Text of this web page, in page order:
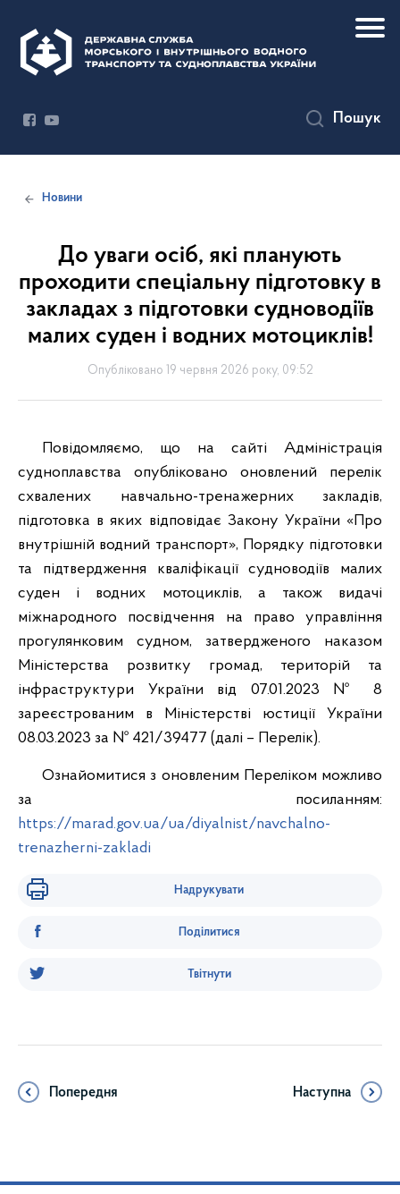
Пошук
Новини
До уваги осіб, які планують
проходити спеціальну підготовку в
закладах з підготовки судноводіїв
малих суден і водних мотоциклів!
Опубліковано 19 червня 2026 року, 09:52
Повідомляємо, що на сайті Адміністрація
судноплавства опубліковано оновлений перелік
схвалених навчально-тренажерних закладів,
підготовка в яких відповідає Закону України «Про
внутрішній водний транспорт», Порядку підготовки
та підтвердження кваліфікації судноводіїв малих
суден і водних мотоциклів, а також видачі
міжнародного посвідчення на право управління
прогулянковим судном, затвердженого наказом
Міністерства розвитку громад, територій та
інфраструктури України від 07.01.2023 № 8
зареєстрованим в Міністерстві юстиції України
08.03.2023 за № 421/39477 (далі – Перелік).
Ознайомитися з оновленим Переліком можливо
за посиланням:
https://marad.gov.ua/ua/diyalnist/navchalno-
trenazherni-zakladi
Надрукувати
Поділитися
Твітнути
Попередня Наступна